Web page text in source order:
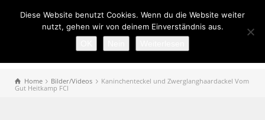
Home Bilder/Videos
Kaninchenteckel und Zwerglanghaardackel Vom
Gut Heitkamp FCI
Diese Website benutzt Cookies. Wenn du die Website weiter
nutzt, gehen wir von deinem Einverständnis aus.